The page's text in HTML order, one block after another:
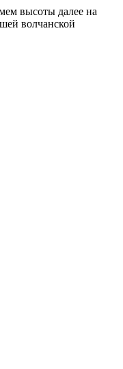
высоты далее на
волчанской